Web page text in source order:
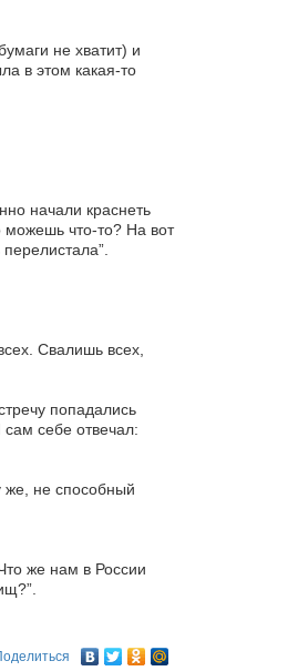
не хватит) и
в этом какая-то
начали краснеть
что-то? На вот
Свалишь всех,
попадались
себе отвечал:
же, не способный
же нам в России